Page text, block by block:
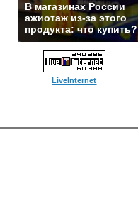
В магазинах России
ажиотаж из-за этого
продукта: что купить?
LiveInternet